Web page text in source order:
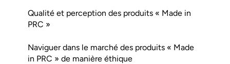
Qualité et perception des produits « Made in
PRC »
Naviguer dans le marché des produits « Made
in PRC » de manière éthique